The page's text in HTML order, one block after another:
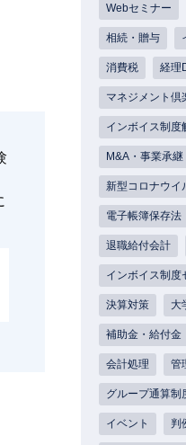
Webセミナー
相続・贈与
消費税 経理
マネジメント倶
インボイス制度
M&A・事業承継
新型コロナウイ
電子帳簿保存法
退職給付会計
インボイス制度
決算対策 大
補助金・給付金
会計処理 管
グループ通算制
イベント 判